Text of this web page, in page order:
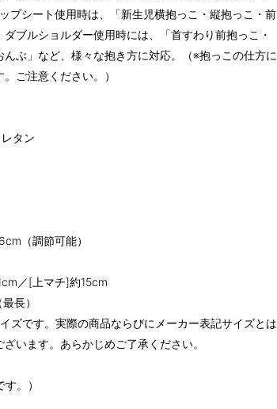
プシート使用時は、「新生児横抱っこ・縦抱っこ・前
ブルショルダー使用時には、「首すわり前抱っこ・
ぶ」など、様々な抱き方に対応。（※抱っこの仕方に
ご注意ください。）
タン
（調節可能）
／[上マチ]約15cm
長）
ズです。実際の商品ならびにメーカー表記サイズとは
います。あらかじめご了承ください。
。）